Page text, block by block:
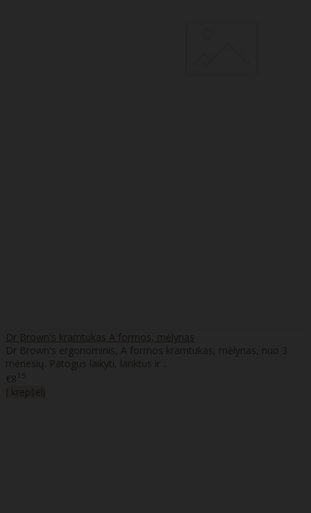
Dr Brown's kramtukas A formos, mėlynas
Dr Brown's ergonominis, A formos kramtukas, mėlynas, nuo 3
mėnesių. Patogus laikyti, lanktus ir ..
€8 15